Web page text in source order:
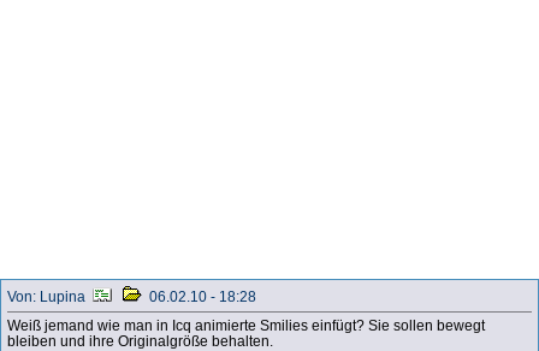
Von: Lupina
06.02.10 - 18:28
Weiß jemand wie man in Icq animierte Smilies einfügt? Sie sollen bewegt
bleiben und ihre Originalgröße behalten.